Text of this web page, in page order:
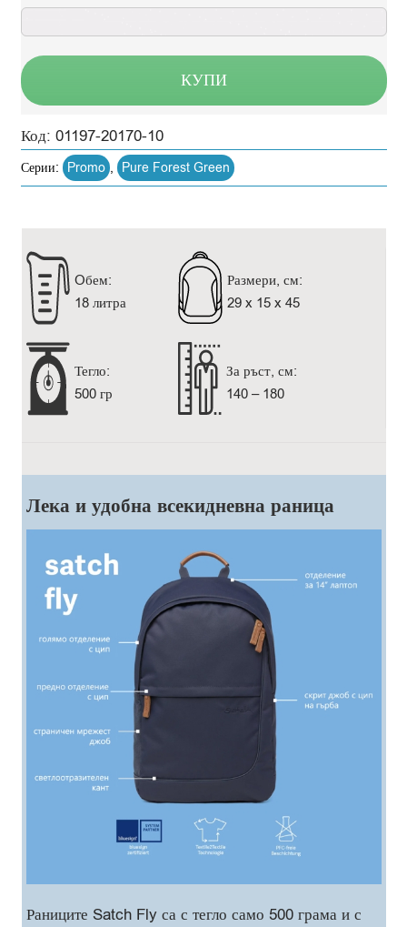
97.77
лв..
78.21
лв..
КУПИ
Код:01197-20170-10
Серии: Promo , Pure Forest Green
Oбем:
18 литра
Размери, см:
29 x 15 x 45
Тегло:
500 гр
За ръст, см:
140 – 180
Лека и удобна всекидневна раница
Раниците Satch Fly са с тегло само 500 грама и с